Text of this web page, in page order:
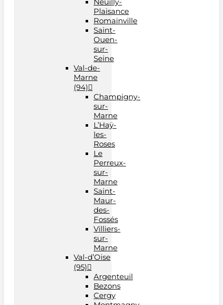
Plaisance
Romainville
Saint-
Ouen-
sur-
Seine
Val-de-
Marne
(94)
Champigny-
sur-
Marne
L’Haÿ-
les-
Roses
Le
Perreux-
sur-
Marne
Saint-
Maur-
des-
Fossés
Villiers-
sur-
Marne
Val-d’Oise
(95)
Argenteuil
Bezons
Cergy